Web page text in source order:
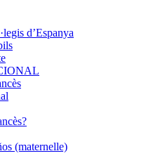
d’Espanya
(maternelle)